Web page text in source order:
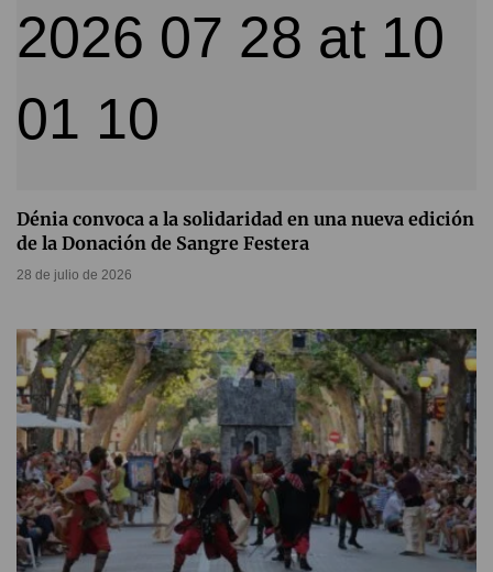
Dénia convoca a la solidaridad en una nueva edición
de la Donación de Sangre Festera
28 de julio de 2026